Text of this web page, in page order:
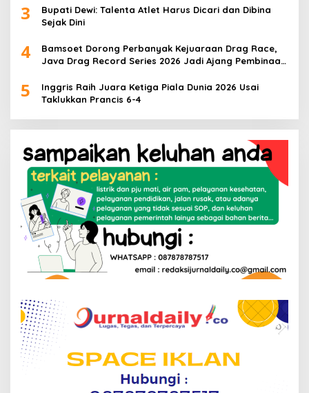
3
Bupati Dewi: Talenta Atlet Harus Dicari dan Dibina
Sejak Dini
4
Bamsoet Dorong Perbanyak Kejuaraan Drag Race,
Java Drag Record Series 2026 Jadi Ajang Pembinaan
5
Inggris Raih Juara Ketiga Piala Dunia 2026 Usai
Taklukkan Prancis 6-4